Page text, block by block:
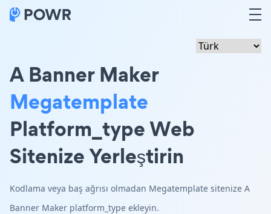
A Banner Maker
Megatemplate
Platform_type Web
Sitenize Yerleştirin
Kodlama veya baş ağrısı olmadan Megatemplate sitenize A
Banner Maker platform_type ekleyin.